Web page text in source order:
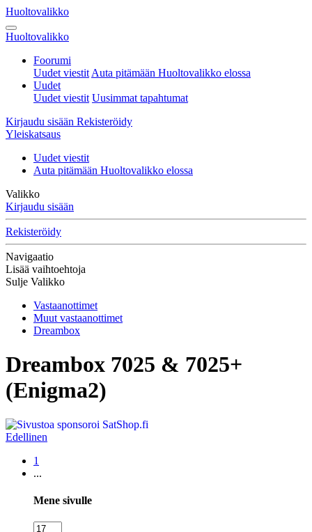
Huoltovalikko
Huoltovalikko
Foorumi
Uudet viestit Auta pitämään Huoltovalikko elossa
Uudet
Uudet viestit Uusimmat tapahtumat
Kirjaudu sisään Rekisteröidy
Yleiskatsaus
Uudet viestit
Auta pitämään Huoltovalikko elossa
Valikko
Kirjaudu sisään
Rekisteröidy
Navigaatio
Lisää vaihtoehtoja
Sulje Valikko
Vastaanottimet
Muut vastaanottimet
Dreambox
Dreambox 7025 & 7025+
(Enigma2)
Edellinen
1
...
Mene sivulle